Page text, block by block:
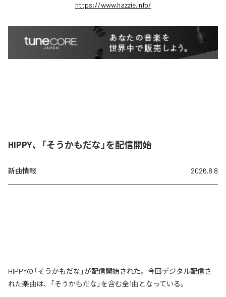
https://www.hazzie.info/
HIPPY、「そうかもだな」を配信開始
新曲情報 2026.8.8
HIPPYの「そうかもだな」が配信開始された。今回デジタル配信さ
れた楽曲は、「そうかもだな」を含む全1曲となっている。